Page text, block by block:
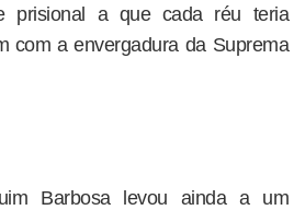
prisional a que cada réu teria
com a envergadura da Suprema
Barbosa levou ainda a um